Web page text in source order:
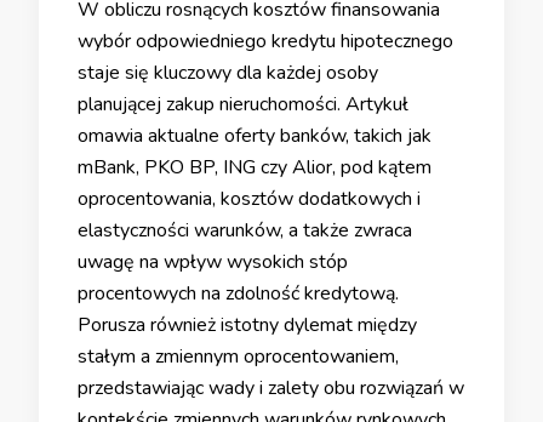
W obliczu rosnących kosztów finansowania
wybór odpowiedniego kredytu hipotecznego
staje się kluczowy dla każdej osoby
planującej zakup nieruchomości. Artykuł
omawia aktualne oferty banków, takich jak
mBank, PKO BP, ING czy Alior, pod kątem
oprocentowania, kosztów dodatkowych i
elastyczności warunków, a także zwraca
uwagę na wpływ wysokich stóp
procentowych na zdolność kredytową.
Porusza również istotny dylemat między
stałym a zmiennym oprocentowaniem,
przedstawiając wady i zalety obu rozwiązań w